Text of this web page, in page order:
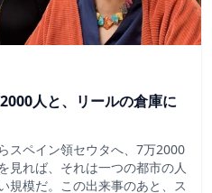
人と、リールの倉庫に
スペイン領セウタへ、7万2000
見れば、それは一つの都市の人
規模だ。この出来事のあと、ス